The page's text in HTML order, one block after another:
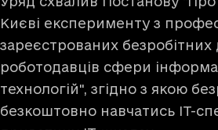
Києві експерименту з
зареєстрованих безробітних
роботодавців сфери
технологій", згідно з якою
безкоштовно навчатись IT-